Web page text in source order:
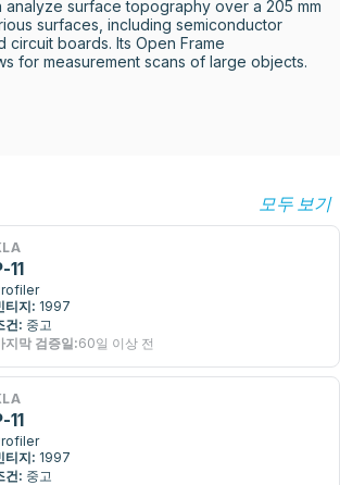
analyze surface topography over a 205 mm
surfaces, including semiconductor
circuit boards. Its Open Frame
for measurement scans of large objects.
모두 보기
11
티지: 1997
건: 중고
지막 검증일:60일 이상 전
11
티지: 1997
건: 중고